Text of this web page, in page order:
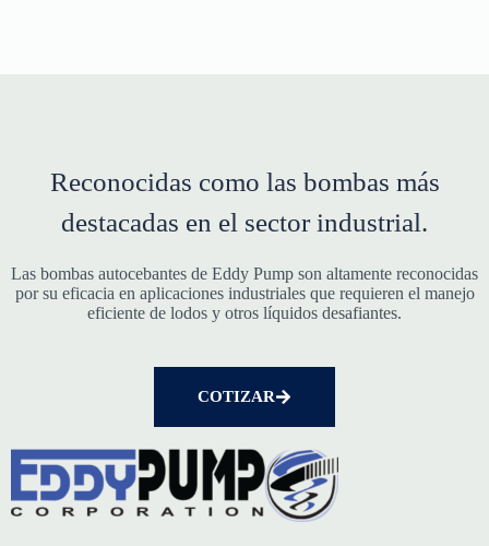
Reconocidas como las bombas más
destacadas en el sector industrial.
Las bombas autocebantes de Eddy Pump son altamente reconocidas
por su eficacia en aplicaciones industriales que requieren el manejo
eficiente de lodos y otros líquidos desafiantes.
COTIZAR